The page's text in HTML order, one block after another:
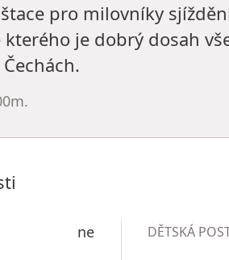
pro milovníky
je dobrý dosah
ne DĚTSKÁ